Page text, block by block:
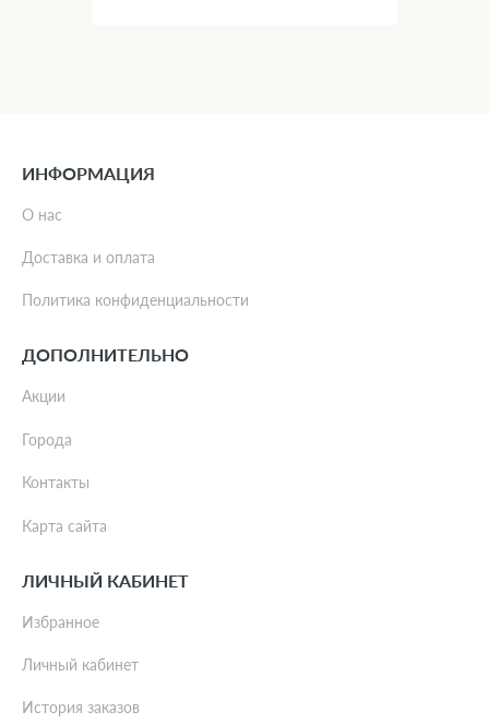
ИНФОРМАЦИЯ
О нас
Доставка и оплата
Политика конфиденциальности
ДОПОЛНИТЕЛЬНО
Акции
Города
Контакты
Карта сайта
ЛИЧНЫЙ КАБИНЕТ
Избранное
Личный кабинет
История заказов